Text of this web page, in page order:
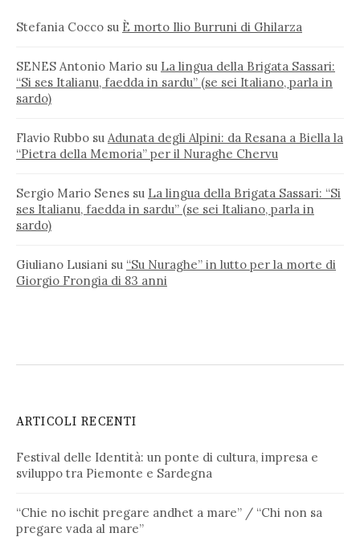
Stefania Cocco su È morto Ilio Burruni di Ghilarza
SENES Antonio Mario su La lingua della Brigata Sassari:
“Si ses Italianu, faedda in sardu” (se sei Italiano, parla in
sardo)
Flavio Rubbo su Adunata degli Alpini: da Resana a Biella la
“Pietra della Memoria” per il Nuraghe Chervu
Sergio Mario Senes su La lingua della Brigata Sassari: “Si
ses Italianu, faedda in sardu” (se sei Italiano, parla in
sardo)
Giuliano Lusiani su “Su Nuraghe” in lutto per la morte di
Giorgio Frongia di 83 anni
ARTICOLI RECENTI
Festival delle Identità: un ponte di cultura, impresa e
sviluppo tra Piemonte e Sardegna
“Chie no ischit pregare andhet a mare” / “Chi non sa
pregare vada al mare”